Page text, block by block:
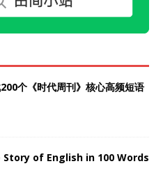
个《时代周刊》核心高频短语
Story of English in 100 Words